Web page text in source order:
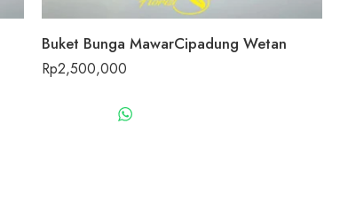
Buket Bunga MawarCipadung Wetan
Rp2,500,000